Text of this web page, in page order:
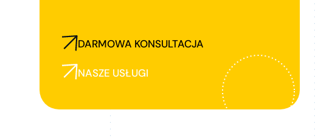
DARMOWA KONSULTACJA
NASZE USŁUGI